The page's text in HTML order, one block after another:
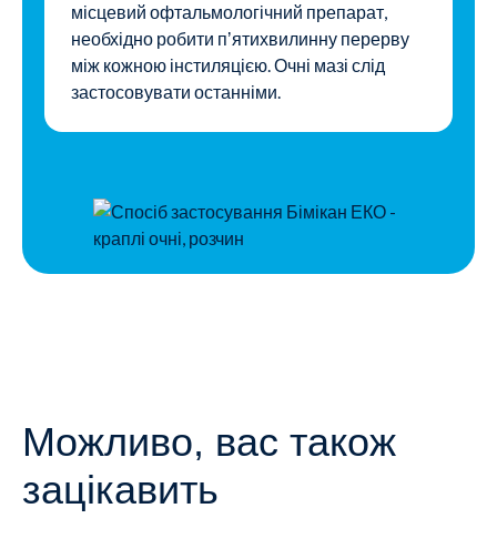
місцевий офтальмологічний препарат,
необхідно робити пʼятихвилинну перерву
між кожною інстиляцією. Очні мазі слід
застосовувати останніми.
Можливо, вас також
зацікавить